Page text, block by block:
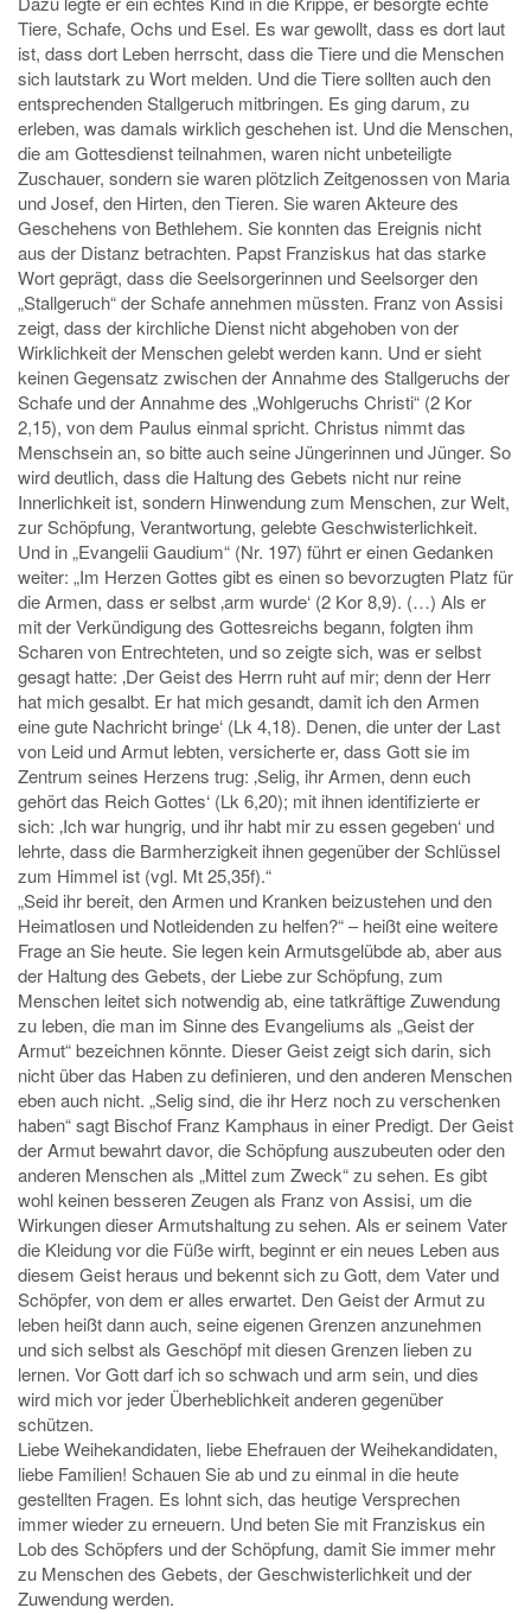
Tiere, Schafe, Ochs und Esel. Es war gewollt, dass es dort laut
ist, dass dort Leben herrscht, dass die Tiere und die Menschen
sich lautstark zu Wort melden. Und die Tiere sollten auch den
entsprechenden Stallgeruch mitbringen. Es ging darum, zu
erleben, was damals wirklich geschehen ist. Und die Menschen,
die am Gottesdienst teilnahmen, waren nicht unbeteiligte
Zuschauer, sondern sie waren plötzlich Zeitgenossen von Maria
und Josef, den Hirten, den Tieren. Sie waren Akteure des
Geschehens von Bethlehem. Sie konnten das Ereignis nicht
aus der Distanz betrachten. Papst Franziskus hat das starke
Wort geprägt, dass die Seelsorgerinnen und Seelsorger den
„Stallgeruch“ der Schafe annehmen müssten. Franz von Assisi
zeigt, dass der kirchliche Dienst nicht abgehoben von der
Wirklichkeit der Menschen gelebt werden kann. Und er sieht
keinen Gegensatz zwischen der Annahme des Stallgeruchs der
Schafe und der Annahme des „Wohlgeruchs Christi“ (2 Kor
2,15), von dem Paulus einmal spricht. Christus nimmt das
Menschsein an, so bitte auch seine Jüngerinnen und Jünger. So
wird deutlich, dass die Haltung des Gebets nicht nur reine
Innerlichkeit ist, sondern Hinwendung zum Menschen, zur Welt,
zur Schöpfung, Verantwortung, gelebte Geschwisterlichkeit.
Und in „Evangelii Gaudium“ (Nr. 197) führt er einen Gedanken
weiter: „Im Herzen Gottes gibt es einen so bevorzugten Platz für
die Armen, dass er selbst ‚arm wurde‘ (2 Kor 8,9). (…) Als er
mit der Verkündigung des Gottesreichs begann, folgten ihm
Scharen von Entrechteten, und so zeigte sich, was er selbst
gesagt hatte: ‚Der Geist des Herrn ruht auf mir; denn der Herr
hat mich gesalbt. Er hat mich gesandt, damit ich den Armen
eine gute Nachricht bringe‘ (Lk 4,18). Denen, die unter der Last
von Leid und Armut lebten, versicherte er, dass Gott sie im
Zentrum seines Herzens trug: ‚Selig, ihr Armen, denn euch
gehört das Reich Gottes‘ (Lk 6,20); mit ihnen identifizierte er
sich: ‚Ich war hungrig, und ihr habt mir zu essen gegeben‘ und
lehrte, dass die Barmherzigkeit ihnen gegenüber der Schlüssel
zum Himmel ist (vgl. Mt 25,35f).“
„Seid ihr bereit, den Armen und Kranken beizustehen und den
Heimatlosen und Notleidenden zu helfen?“ – heißt eine weitere
Frage an Sie heute. Sie legen kein Armutsgelübde ab, aber aus
der Haltung des Gebets, der Liebe zur Schöpfung, zum
Menschen leitet sich notwendig ab, eine tatkräftige Zuwendung
zu leben, die man im Sinne des Evangeliums als „Geist der
Armut“ bezeichnen könnte. Dieser Geist zeigt sich darin, sich
nicht über das Haben zu definieren, und den anderen Menschen
eben auch nicht. „Selig sind, die ihr Herz noch zu verschenken
haben“ sagt Bischof Franz Kamphaus in einer Predigt. Der Geist
der Armut bewahrt davor, die Schöpfung auszubeuten oder den
anderen Menschen als „Mittel zum Zweck“ zu sehen. Es gibt
wohl keinen besseren Zeugen als Franz von Assisi, um die
Wirkungen dieser Armutshaltung zu sehen. Als er seinem Vater
die Kleidung vor die Füße wirft, beginnt er ein neues Leben aus
diesem Geist heraus und bekennt sich zu Gott, dem Vater und
Schöpfer, von dem er alles erwartet. Den Geist der Armut zu
leben heißt dann auch, seine eigenen Grenzen anzunehmen
und sich selbst als Geschöpf mit diesen Grenzen lieben zu
lernen. Vor Gott darf ich so schwach und arm sein, und dies
wird mich vor jeder Überheblichkeit anderen gegenüber
schützen.
Liebe Weihekandidaten, liebe Ehefrauen der Weihekandidaten,
liebe Familien! Schauen Sie ab und zu einmal in die heute
gestellten Fragen. Es lohnt sich, das heutige Versprechen
immer wieder zu erneuern. Und beten Sie mit Franziskus ein
Lob des Schöpfers und der Schöpfung, damit Sie immer mehr
zu Menschen des Gebets, der Geschwisterlichkeit und der
Zuwendung werden.